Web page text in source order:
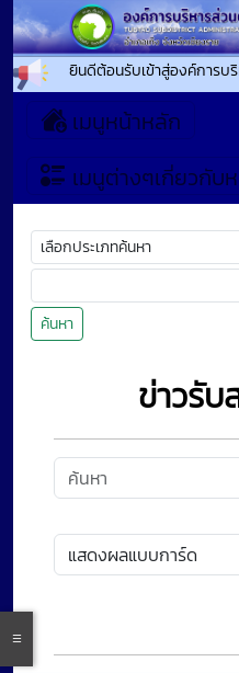
ยินดีต้อนรับเข้าสู่องค์การบ
เมนูหน้าหลัก
เมนูต่างๆเกี่ยวกับ
ค้นหา
ข่าวรับ